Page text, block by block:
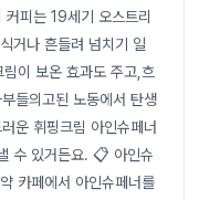
피는 19세기 오스트리
거나 흔들려 넘치기 일
이 보온 효과도 주고,흐
들의고된 노동에서 탄생
운 휘핑크림 아인슈페너
수 있거든요. 📋 아인슈
카페에서 아인슈페너를